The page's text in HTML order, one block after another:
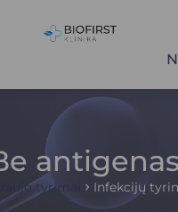
tyrimai Infekcijų